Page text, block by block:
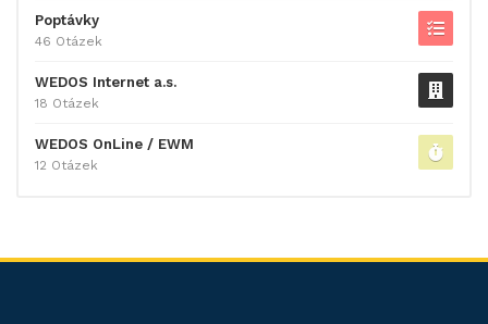
Poptávky
46 Otázek
WEDOS Internet a.s.
18 Otázek
WEDOS OnLine / EWM
12 Otázek